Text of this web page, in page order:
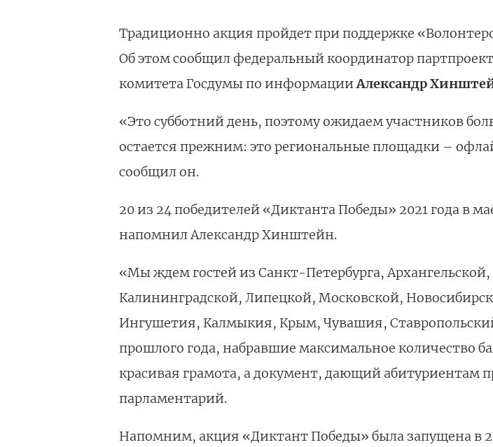
Традиционно акция пройдет при поддержке
Об этом сообщил федеральный координатор
комитета Госдумы по информацииАлександр
«Это субботний день, поэтому ожидаем участников
остается прежним: это региональные площадки –
сообщил он.
20 из 24 победителей «Диктанта Победы» 2021 года в
напомнил Александр Хинштейн.
«Мы ждем гостей из Санкт-Петербурга,
Калининградской, Липецкой, Московской,
Ингушетия, Калмыкия, Крым, Чувашия,
прошлого года, набравшие максимальное количество
красивая грамота, а документ, дающий абитуриентам
парламентарий.
Напомним, акция «Диктант Победы» была запущена в